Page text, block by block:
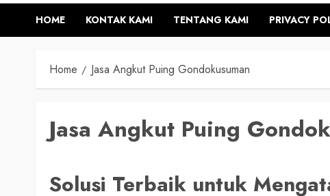
HOME KONTAK KAMI TENTANG KAMI PRIVACY
Home Jasa Angkut Puing Gondokusuman
Jasa Angkut Puing
Solusi Terbaik untuk